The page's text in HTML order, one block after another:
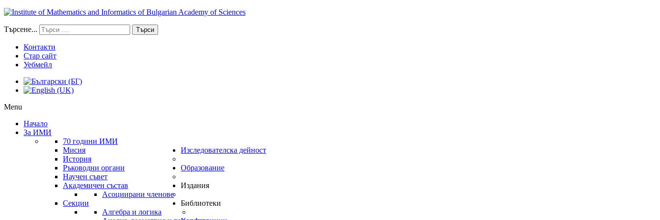
Търсене... Търси
Контакти
Стар сайт
Уебмейл
Menu
Начало
За ИМИ
70 години ИМИ
Мисия
История
Ръководни органи
Научен съвет
Академичен състав
Асоциирани членове
Секции
Алгебра и логика
Изследователска дейност
Образование
Издания
Библиотеки